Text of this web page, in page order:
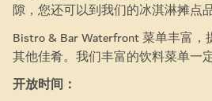
隙，您还可以到我们的冰淇淋摊点
Bistro & Bar Waterfront 菜单丰富
其他佳肴。我们丰富的饮料菜单一
开放时间：